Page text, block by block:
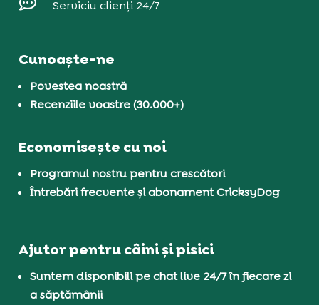
Serviciu clienți 24/7
Cunoaște-ne
Povestea noastră
Recenziile voastre (30.000+)
Economisește cu noi
Programul nostru pentru crescători
Întrebări frecvente și abonament CricksyDog
Ajutor pentru câini și pisici
Suntem disponibili pe chat live 24/7 în fiecare zi
a săptămânii